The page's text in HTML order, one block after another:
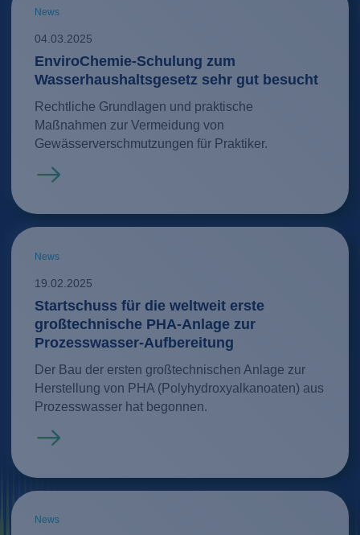
News
04.03.2025
EnviroChemie-Schulung zum
Wasserhaushaltsgesetz sehr gut besucht
Rechtliche Grundlagen und praktische
Maßnahmen zur Vermeidung von
Gewässerverschmutzungen für Praktiker.
Mehr erfahren
News
19.02.2025
Startschuss für die weltweit erste
großtechnische PHA-Anlage zur
Prozesswasser-Aufbereitung
Der Bau der ersten großtechnischen Anlage zur
Herstellung von PHA (Polyhydroxyalkanoaten) aus
Prozesswasser hat begonnen.
Mehr erfahren
News